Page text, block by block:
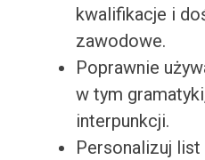
kwalifikacje i
zawodowe.
Poprawnie
w tym
interpunkcji.
Personalizuj list